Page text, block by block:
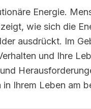
Energie.
wie sich die
ausdrückt. Im
und Ihre
Ihrem Leben am